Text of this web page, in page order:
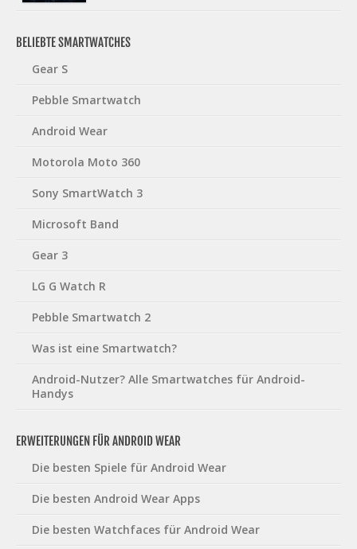
BELIEBTE SMARTWATCHES
Gear S
Pebble Smartwatch
Android Wear
Motorola Moto 360
Sony SmartWatch 3
Microsoft Band
Gear 3
LG G Watch R
Pebble Smartwatch 2
Was ist eine Smartwatch?
Android-Nutzer? Alle Smartwatches für Android-
Handys
ERWEITERUNGEN FÜR ANDROID WEAR
Die besten Spiele für Android Wear
Die besten Android Wear Apps
Die besten Watchfaces für Android Wear